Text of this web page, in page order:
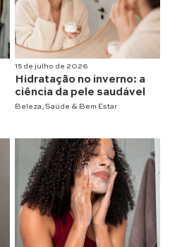
15 de julho de 2026
Hidratação no inverno: a
ciência da pele saudável
Beleza Saúde & Bem Estar